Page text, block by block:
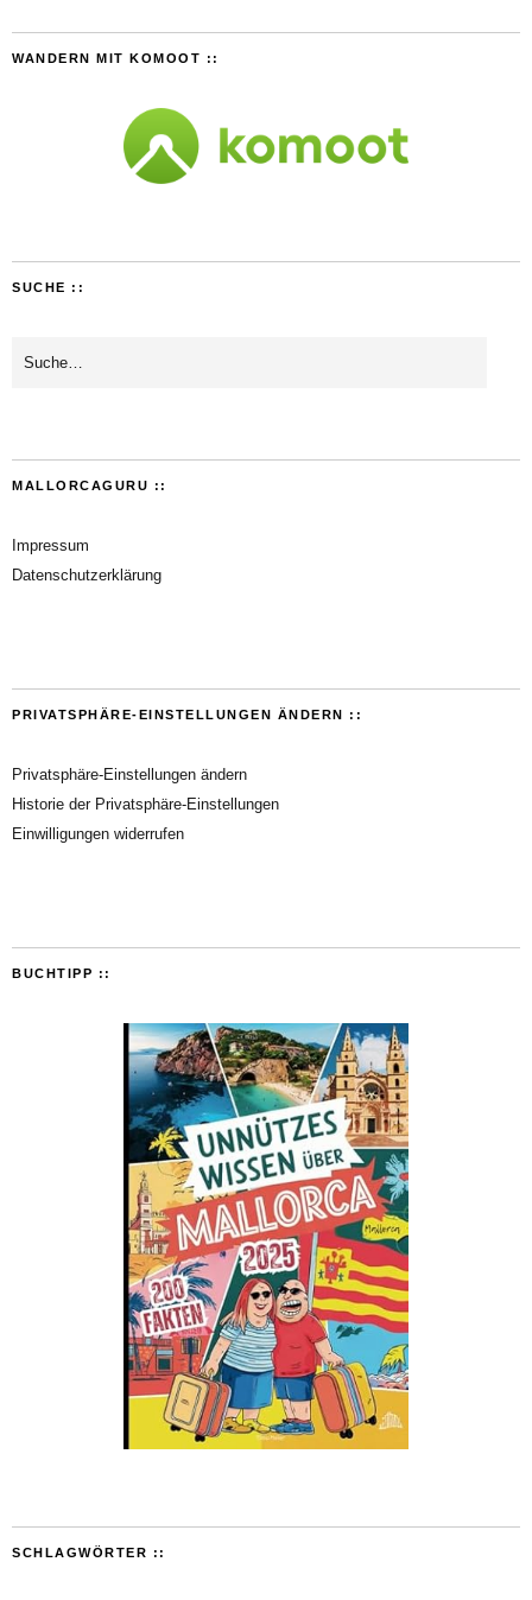
WANDERN MIT KOMOOT ::
SUCHE ::
MALLORCAGURU ::
Impressum
Datenschutzerklärung
PRIVATSPHÄRE-EINSTELLUNGEN ÄNDERN ::
Privatsphäre-Einstellungen ändern
Historie der Privatsphäre-Einstellungen
Einwilligungen widerrufen
BUCHTIPP ::
SCHLAGWÖRTER ::